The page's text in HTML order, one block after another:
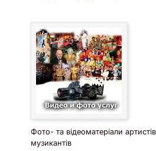
Фото- та відеоматеріали
музикантів